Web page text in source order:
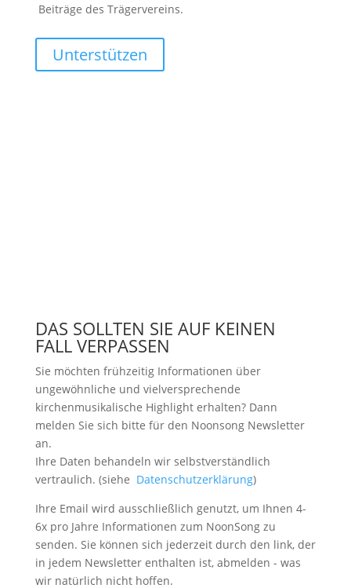
Beiträge des Trägervereins.
Unterstützen
DAS SOLLTEN SIE AUF KEINEN
FALL VERPASSEN
Sie möchten frühzeitig Informationen über
ungewöhnliche und vielversprechende
kirchenmusikalische Highlight erhalten? Dann
melden Sie sich bitte für den Noonsong Newsletter
an.
Ihre Daten behandeln wir selbstverständlich
vertraulich. (siehe Datenschutzerklärung)
Ihre Email wird ausschließlich genutzt, um Ihnen 4-
6x pro Jahre Informationen zum NoonSong zu
senden. Sie können sich jederzeit durch den link, der
in jedem Newsletter enthalten ist, abmelden - was
wir natürlich nicht hoffen.